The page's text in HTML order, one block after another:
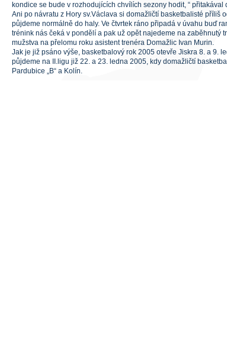
kondice se bude v rozhodujících chvílích sezony hodit, “
Ani po návratu z Hory sv.Václava si domažličtí basketbalisté příliš
půjdeme normálně do haly. Ve čtvrtek ráno připadá v úvahu buď
trénink nás čeká v pondělí a pak už opět najedeme na zaběhnutý
mužstva na přelomu roku asistent trenéra Domažlic Ivan Murin.
Jak je již psáno výše, basketbalový rok 2005 otevře Jiskra 8. a 9.
půjdeme na II.ligu již 22. a 23. ledna 2005, kdy domažličtí
Pardubice „B“ a Kolín.